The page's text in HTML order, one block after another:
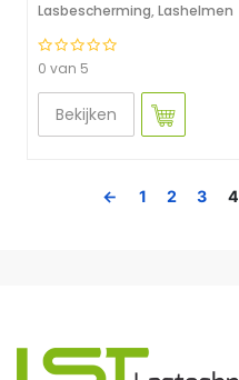
Lasbescherming, Lashelmen
0 van 5
Bekijken
← 1 2 3 4